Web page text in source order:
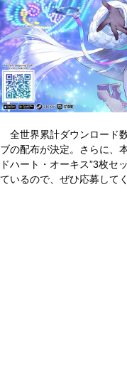
全世界累計ダウンロード
ブの配布が決定。さらに、
ドハート・オーキス”3枚セ
ているので、ぜひ応募して